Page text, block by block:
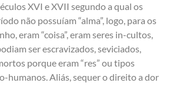
XVI e XVII segundo a qual os
não possuíam “alma”, logo, para os
eram “coisa”, eram seres in-cultos,
ser escravizados, seviciados,
porque eram “res” ou tipos
humanos. Aliás, sequer o direito a dor